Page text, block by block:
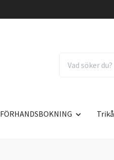
FÖRHANDSBOKNING Trikå